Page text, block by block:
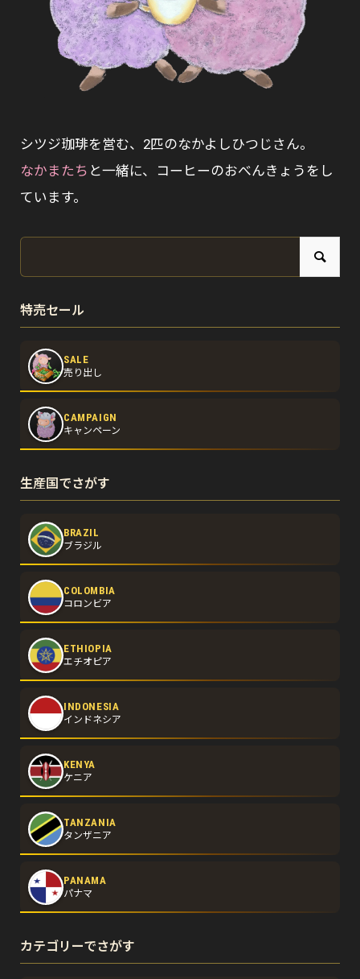
シツジ珈琲を営む、2匹のなかよしひつじさん。
なかまたち と一緒に、コーヒーのおべんきょうをし
ています。
特売セール
SALE
売り出し
CAMPAIGN
キャンペーン
生産国でさがす
BRAZIL
ブラジル
COLOMBIA
コロンビア
ETHIOPIA
エチオピア
INDONESIA
インドネシア
KENYA
ケニア
TANZANIA
タンザニア
PANAMA
パナマ
カテゴリーでさがす